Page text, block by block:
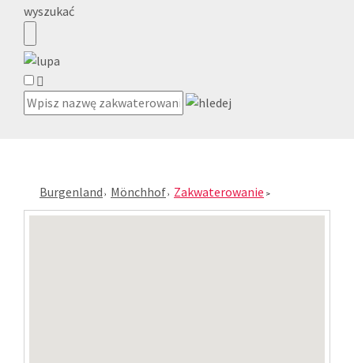
wyszukać
Burgenland Mönchhof Zakwaterowanie